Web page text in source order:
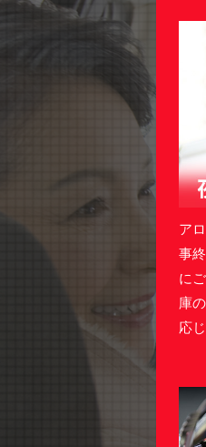
ア
事
に
庫
応